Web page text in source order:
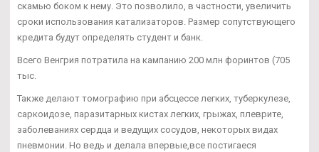
скамью боком к нему. Это позволило, в частности, увеличить
сроки использования катализаторов. Размер сопутствующего
кредита будут определять студент и банк.
Всего Венгрия потратила на кампанию 200 млн форинтов (705
тыс.
Также делают томографию при абсцессе легких, туберкулезе,
саркоидозе, паразитарных кистах легких, грыжах, плеврите,
заболеваниях сердца и ведущих сосудов, некоторых видах
пневмонии. Но ведь и делала впервые,все постигаеся